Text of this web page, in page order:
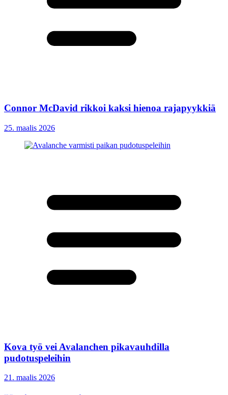
Connor McDavid rikkoi kaksi hienoa rajapyykkiä
25. maalis 2026
Kova työ vei Avalanchen pikavauhdilla
pudotuspeleihin
21. maalis 2026